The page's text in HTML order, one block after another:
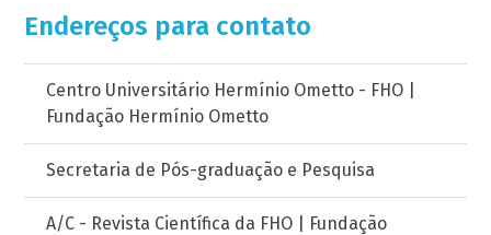
Endereços para contato
Centro Universitário Hermínio Ometto - FHO |
Fundação Hermínio Ometto
Secretaria de Pós-graduação e Pesquisa
A/C - Revista Científica da FHO | Fundação